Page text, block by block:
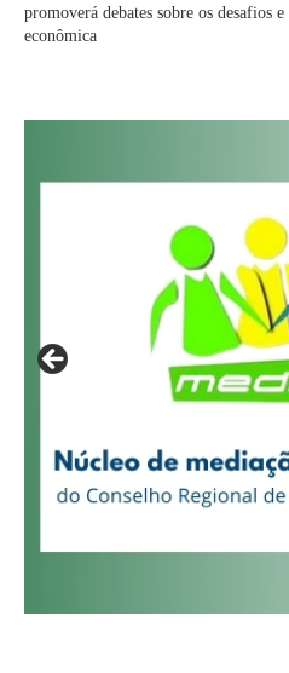
promoverá debates sobre os desafios
econômica